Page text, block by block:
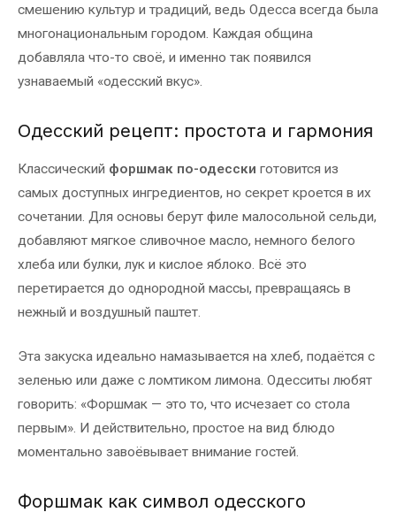
смешению культур и традиций, ведь Одесса всегда была
многонациональным городом. Каждая община
добавляла что-то своё, и именно так появился
узнаваемый «одесский вкус».
Одесский рецепт: простота и гармония
Классический форшмак по-одесски готовится из
самых доступных ингредиентов, но секрет кроется в их
сочетании. Для основы берут филе малосольной сельди,
добавляют мягкое сливочное масло, немного белого
хлеба или булки, лук и кислое яблоко. Всё это
перетирается до однородной массы, превращаясь в
нежный и воздушный паштет.
Эта закуска идеально намазывается на хлеб, подаётся с
зеленью или даже с ломтиком лимона. Одесситы любят
говорить: «Форшмак — это то, что исчезает со стола
первым». И действительно, простое на вид блюдо
моментально завоёвывает внимание гостей.
Форшмак как символ одесского